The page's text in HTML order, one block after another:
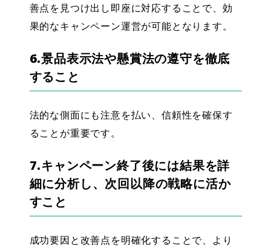
善点を見つけ出し即座に対応することで、効
果的なキャンペーン運営が可能となります。
6.景品表示法や懸賞法の遵守を徹底
すること
法的な側面にも注意を払い、信頼性を確保す
ることが重要です。
7.キャンペーン終了後には結果を詳
細に分析し、次回以降の戦略に活か
すこと
成功要因と改善点を明確化することで、より